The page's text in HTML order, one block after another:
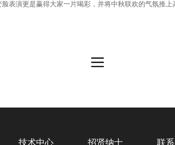
表演更是赢得大家一片喝彩，并将中秋联欢的气氛推
技术中心 招贤纳士 联